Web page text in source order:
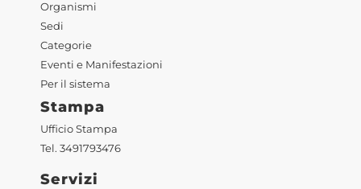
Organismi
Sedi
Categorie
Eventi e Manifestazioni
Per il sistema
Stampa
Ufficio Stampa
Tel. 3491793476
Servizi